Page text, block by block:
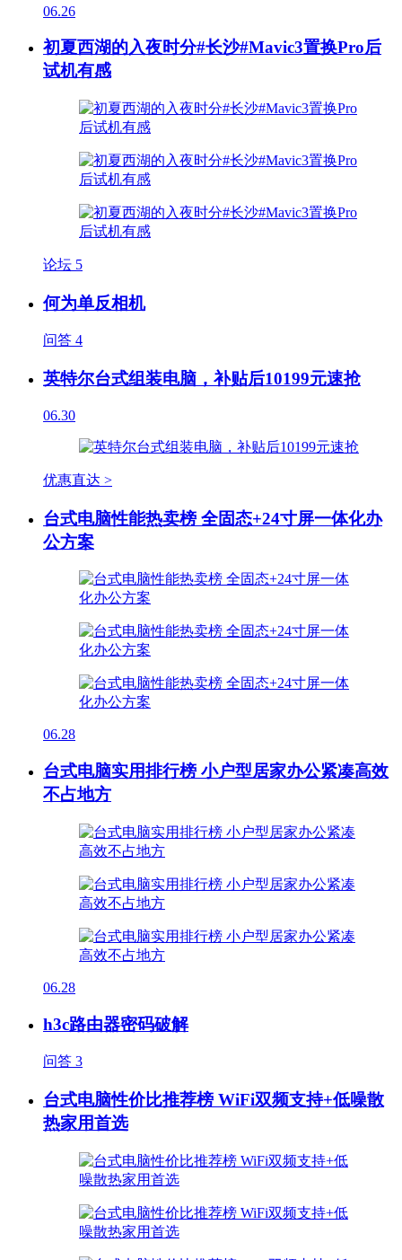
06.26
初夏西湖的入夜时分#长沙#Mavic3置换Pro后
试机有感
论坛 5
何为单反相机
问答 4
英特尔台式组装电脑，补贴后10199元速抢
06.30
优惠直达 >
台式电脑性能热卖榜 全固态+24寸屏一体化办
公方案
06.28
台式电脑实用排行榜 小户型居家办公紧凑高效
不占地方
06.28
h3c路由器密码破解
问答 3
台式电脑性价比推荐榜 WiFi双频支持+低噪散
热家用首选